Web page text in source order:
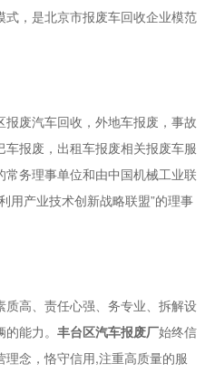
，是北京市报废车回收企业模范
报废汽车回收，外地车报废，事故
报废，出租车报废相关报废车服
务理事单位和由中国机械工业联
用产业技术创新战略联盟”的理事
质高、责任心强、务专业、拆解设
能力。 丰台区汽车报废厂始终信
念，恪守信用,注重高质量的服